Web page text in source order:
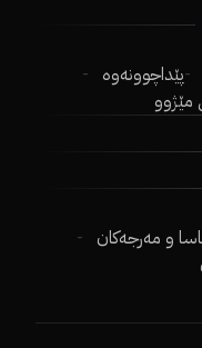
پێداچوونەوە
و مەرجەکان